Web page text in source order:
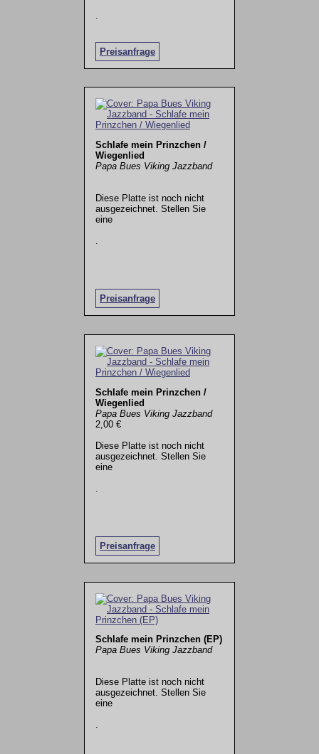
Preisanfrage
Schlafe mein Prinzchen /
Wiegenlied
Papa Bues Viking Jazzband
Diese Platte ist noch nicht
ausgezeichnet. Stellen Sie
eine
Preisanfrage
.
Schlafe mein Prinzchen /
Wiegenlied
Papa Bues Viking Jazzband
2,00 €
Diese Platte ist noch nicht
ausgezeichnet. Stellen Sie
eine
Preisanfrage
Schlafe mein Prinzchen (EP)
Papa Bues Viking Jazzband
Diese Platte ist noch nicht
ausgezeichnet. Stellen Sie
eine
.